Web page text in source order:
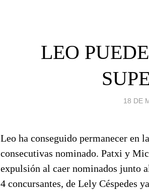
LEO
18 DE
Leo ha conseguido permanecer en
consecutivas nominado. Patxi y
expulsión al caer nominados junto
4 concursantes, de Lely Céspedes